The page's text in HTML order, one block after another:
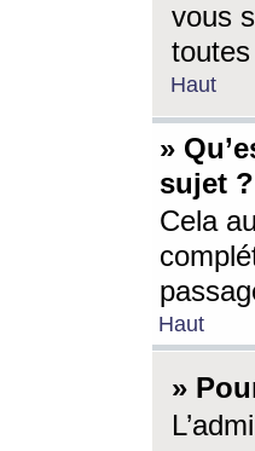
vous
Haut
»
sujet ?
Cela
Haut
»